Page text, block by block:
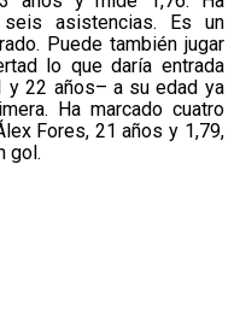
asistencias. Es un
Puede también jugar
lo que daría entrada
y 22 años– a su edad ya
Ha marcado cuatro
Fores, 21 años y 1,79,
gol.